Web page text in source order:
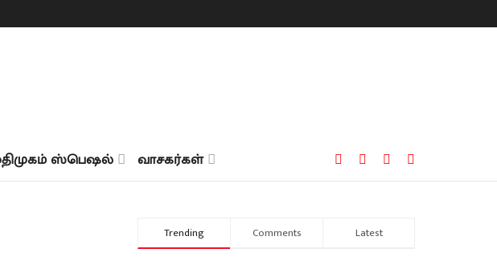
ஸ்பெஷல் வாசகர்கள்
Trending Comments Latest